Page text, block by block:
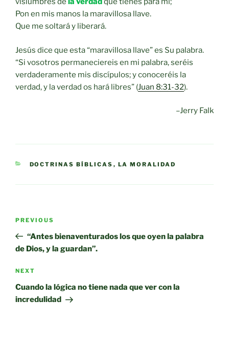
Pon en mis manos la maravillosa llave.
Que me soltará y liberará.
Jesús dice que esta “maravillosa llave” es Su palabra.
“Si vosotros permaneciereis en mi palabra, seréis
verdaderamente mis discípulos; y conoceréis la
verdad, y la verdad os hará libres” (Juan 8:31-32).
–Jerry Falk
CATEGORIES
DOCTRINAS BÍBLICAS , LA MORALIDAD
Previous
Post
PREVIOUS
“Antes bienaventurados los que oyen la palabra
de Dios, y la guardan”.
Next
Post
NEXT
Cuando la lógica no tiene nada que ver con la
incredulidad